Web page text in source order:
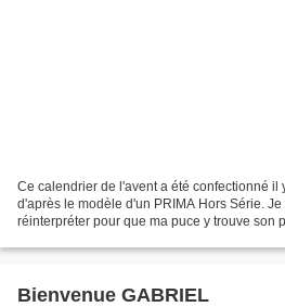
Ce calendrier de l'avent a été confectionné il
d'après le modèle d'un PRIMA Hors Série.
réinterpréter pour que ma puce y trouve son
Bienvenue GABRIEL